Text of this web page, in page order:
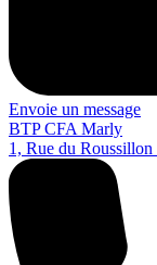
Envoie un message
BTP CFA Marly
1, Rue du Roussillon